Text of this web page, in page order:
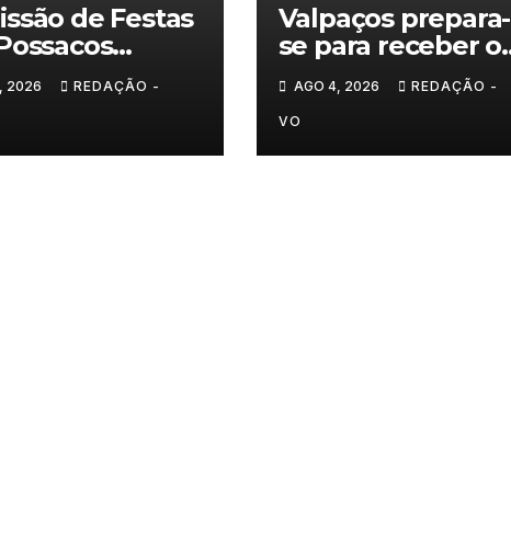
de Festas
finalistas do
de Sueca
2026 REDAÇÃO -
Valpaços prepara-
se para receber o
AGO 4, 2026 REDAÇÃO -
VO